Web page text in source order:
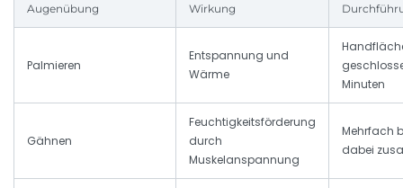
Augenübung Wirkung
Palmieren
Entspannung und
Wärme
Minuten
Gähnen
Feuchtigkeitsförderung
durch
Muskelanspannung
Mehrfach
dabei